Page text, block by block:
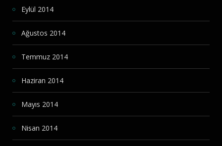
Eylül 2014
Ağustos 2014
Temmuz 2014
Haziran 2014
Mayıs 2014
Nisan 2014